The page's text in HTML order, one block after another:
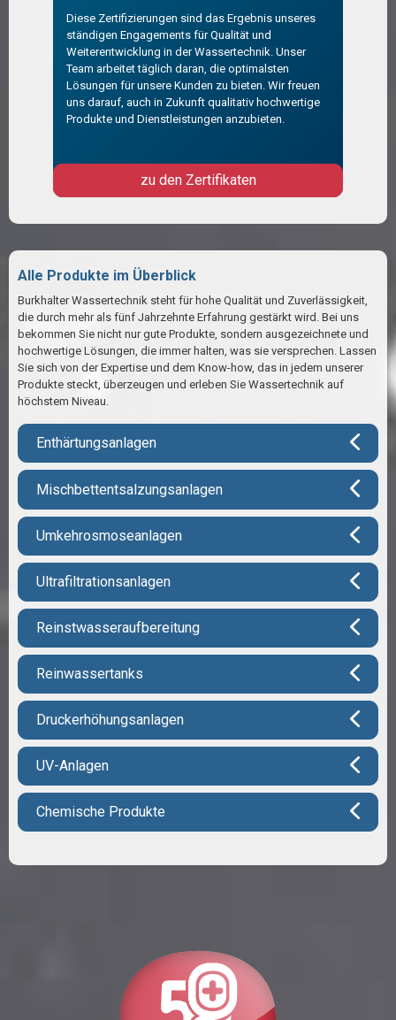
Diese Zertifizierungen sind das Ergebnis unseres
ständigen Engagements für Qualität und
Weiterentwicklung in der Wassertechnik. Unser
Team arbeitet täglich daran, die optimalsten
Lösungen für unsere Kunden zu bieten. Wir freuen
uns darauf, auch in Zukunft qualitativ hochwertige
Produkte und Dienstleistungen anzubieten.
zu den Zertifikaten
Alle Produkte im Überblick
Burkhalter Wassertechnik steht für hohe Qualität und Zuverlässigkeit,
die durch mehr als fünf Jahrzehnte Erfahrung gestärkt wird. Bei uns
bekommen Sie nicht nur gute Produkte, sondern ausgezeichnete und
hochwertige Lösungen, die immer halten, was sie versprechen. Lassen
Sie sich von der Expertise und dem Know-how, das in jedem unserer
Produkte steckt, überzeugen und erleben Sie Wassertechnik auf
höchstem Niveau.
Enthärtungsanlagen
Mischbettentsalzungsanlagen
Umkehrosmoseanlagen
Ultrafiltrationsanlagen
Reinstwasseraufbereitung
Reinwassertanks
Druckerhöhungsanlagen
UV-Anlagen
Chemische Produkte